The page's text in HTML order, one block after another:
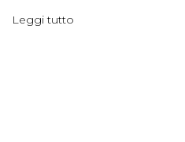
Leggi tutto